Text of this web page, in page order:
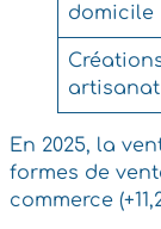
domicile
En 2025, la
formes de
commerce